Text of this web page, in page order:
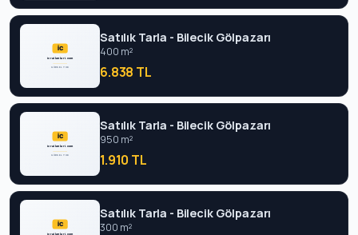
Satılık Tarla - Bilecik Gölpazarı
400 m²
6.838 TL
Satılık Tarla - Bilecik Gölpazarı
950 m²
1.910 TL
Satılık Tarla - Bilecik Gölpazarı
300 m²